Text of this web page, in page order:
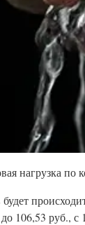
нагрузка по
106,53 руб., с